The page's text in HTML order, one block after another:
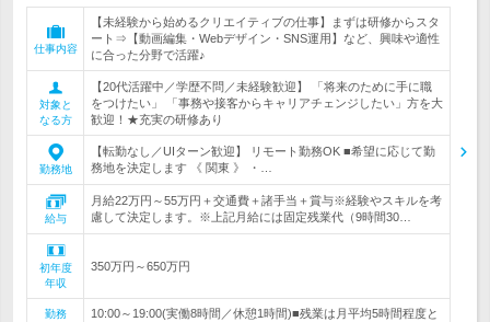
仕事内容
【未経験から始めるクリエイティブの仕事】まずは研修からスタ
ート⇒【動画編集・Webデザイン・SNS運用】など、興味や適性
に合った分野で活躍♪
対象と
なる方
【20代活躍中／学歴不問／未経験歓迎】 「将来のために手に職
をつけたい」 「事務や接客からキャリアチェンジしたい」方を大
歓迎！★充実の研修あり
勤務地
【転勤なし／UIターン歓迎】 リモート勤務OK ■希望に応じて勤
務地を決定します 《 関東 》 ・…
給与
月給22万円～55万円＋交通費＋諸手当＋賞与※経験やスキルを考
慮して決定します。※上記月給には固定残業代（9時間30…
初年度
年収
350万円～650万円
勤務
10:00～19:00(実働8時間／休憩1時間)■残業は月平均5時間程度と